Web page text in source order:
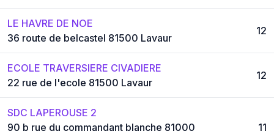
LE HAVRE DE NOE
36 route de belcastel 81500 Lavaur
12
ECOLE TRAVERSIERE CIVADIERE
22 rue de l'ecole 81500 Lavaur
12
SDC LAPEROUSE 2
90 b rue du commandant blanche 81000
11